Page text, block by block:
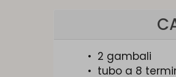
• 2 gambali
• tubo a 8